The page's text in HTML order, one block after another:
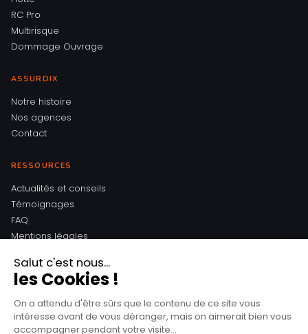
RC Pro
Multirisque
Dommage Ouvrage
ASSURDIX
Notre histoire
Nos agences
Contact
RESSOURCES
Actualités et conseils
Témoignages
FAQ
Mentions légales
CONTACT
4 Boulevard des Merveilles
95800 Cergy